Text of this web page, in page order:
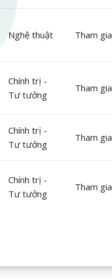
Nghệ thuật Tham gia
Chính trị -
Tư tưởng
Tham gia
Chính trị -
Tư tưởng
Tham gia
Chính trị -
Tư tưởng
Tham gia